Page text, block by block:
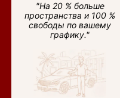
"На 20 % больше
пространства и 100 %
свободы по вашему
графику."